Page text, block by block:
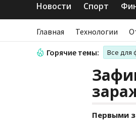
Новости Спорт
Главная Технологии
Горячие темы: Все для
Первыми